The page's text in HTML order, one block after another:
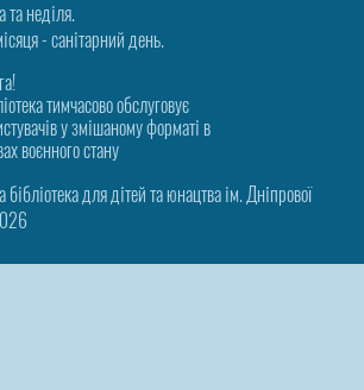
та неділя.
- санітарний день.
тимчасово обслуговує
у змішаному форматі в
воєнного стану
бібліотека для дітей та юнацтва ім. Дніпрової